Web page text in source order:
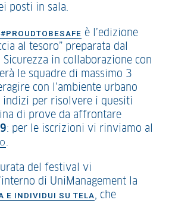
posti in sala.
#PROUDTOBESAFE è l’edizione
al tesoro” preparata dal
in collaborazione con
le squadre di massimo 3
con l’ambiente urbano
indizi per risolvere i quesiti
di prove da affrontare
: per le iscrizioni vi rinviamo al
.
del festival vi
di UniManagement la
E INDIVIDUI SU TELA, che